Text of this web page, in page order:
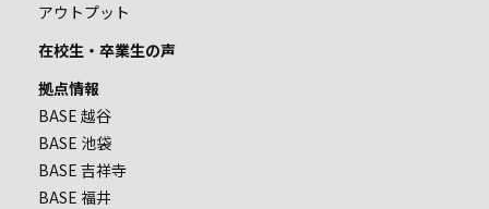
アウトプット
在校生・卒業生の声
拠点情報
BASE 越谷
BASE 池袋
BASE 吉祥寺
BASE 福井